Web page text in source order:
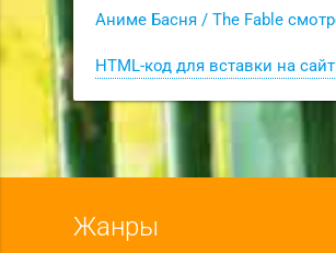
Аниме Басня / The Fable
HTML-код для вставки на сайт
Жанры